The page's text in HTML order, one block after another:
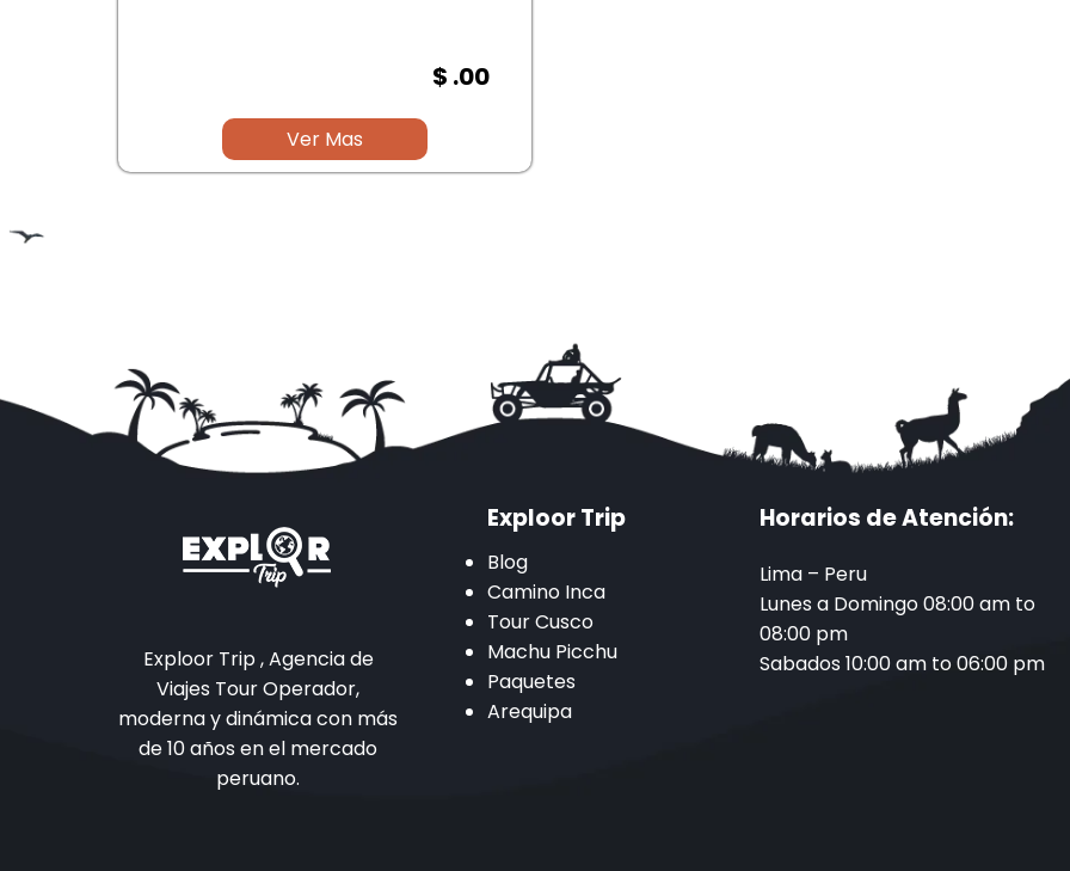
$ .00
Ver Mas
Exploor Trip , Agencia de
Viajes Tour Operador,
moderna y dinámica con más
de 10 años en el mercado
peruano.
Exploor Trip
Blog
Camino Inca
Tour Cusco
Machu Picchu
Paquetes
Arequipa
Horarios de Atención:
Lima – Peru
Lunes a Domingo 08:00 am to
08:00 pm
Sabados 10:00 am to 06:00 pm